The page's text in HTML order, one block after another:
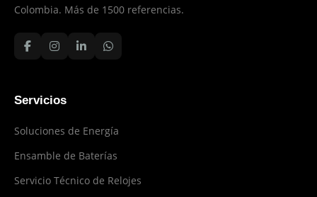
Colombia. Más de 1500 referencias.
Servicios
Soluciones de Energía
Ensamble de Baterías
Servicio Técnico de Relojes